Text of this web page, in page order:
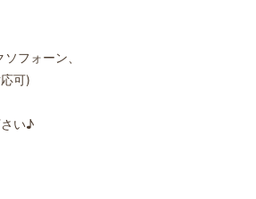
フォーン、
可)
い♪